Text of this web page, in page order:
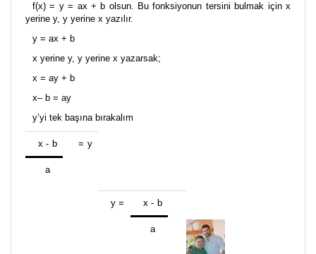
f(x) = y = ax + b olsun. Bu fonksiyonun tersini bulmak için x
yerine y, y yerine x yazılır.
y = ax + b
x yerine y, y yerine x yazarsak;
x = ay + b
x– b = ay
y’yi tek başına bırakalım
x - b = y
a
y = x - b
a